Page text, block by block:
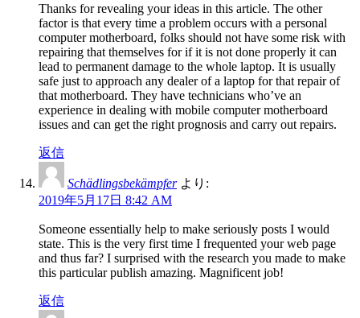
Thanks for revealing your ideas in this article. The other
factor is that every time a problem occurs with a personal
computer motherboard, folks should not have some risk with
repairing that themselves for if it is not done properly it can
lead to permanent damage to the whole laptop. It is usually
safe just to approach any dealer of a laptop for that repair of
that motherboard. They have technicians who’ve an
experience in dealing with mobile computer motherboard
issues and can get the right prognosis and carry out repairs.
返信
Schädlingsbekämpfer より:
2019年5月17日 8:42 AM
Someone essentially help to make seriously posts I would
state. This is the very first time I frequented your web page
and thus far? I surprised with the research you made to make
this particular publish amazing. Magnificent job!
返信